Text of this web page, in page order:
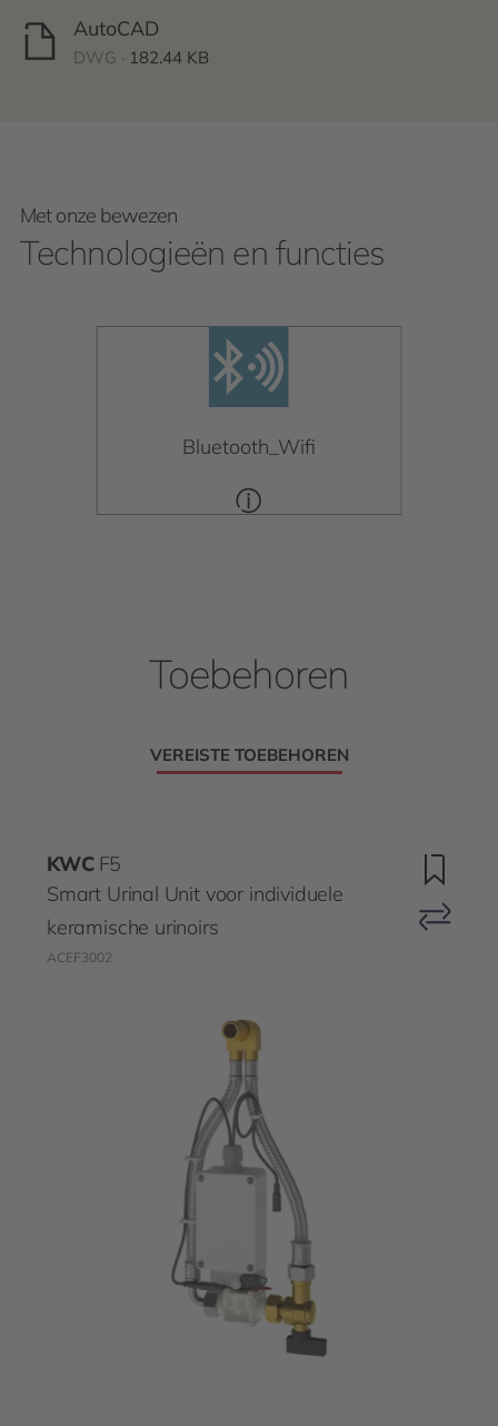
AutoCAD
DWG · 182.44 KB
Met onze bewezen
Technologieën en functies
Bluetooth_Wifi
Toebehoren
VEREISTE TOEBEHOREN
KWC F5
Smart Urinal Unit voor individuele
keramische urinoirs
ACEF3002